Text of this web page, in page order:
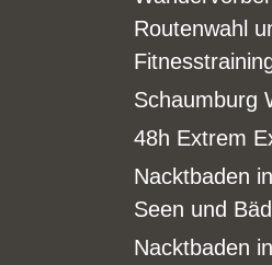
Routenwahl
Schaumburg
48h Extrem
Nacktbaden
Seen und
Nacktbaden